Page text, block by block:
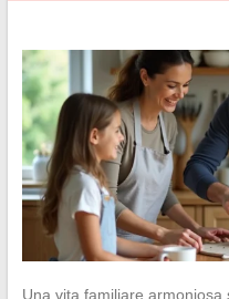
Una vita familiare